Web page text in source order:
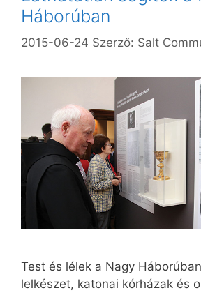
Háborúban
2015-06-24 Szerző: Salt
Test és lélek a Nagy
lelkészet, katonai kórházak és